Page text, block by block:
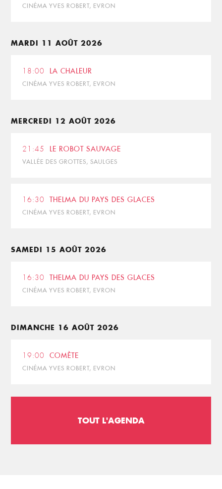
CINÉMA YVES ROBERT, EVRON
MARDI 11 AOÛT 2026
18:00 LA CHALEUR
CINÉMA YVES ROBERT, EVRON
MERCREDI 12 AOÛT 2026
21:45 LE ROBOT SAUVAGE
VALLÉE DES GROTTES, SAULGES
16:30 THELMA DU PAYS DES GLACES
CINÉMA YVES ROBERT, EVRON
SAMEDI 15 AOÛT 2026
16:30 THELMA DU PAYS DES GLACES
CINÉMA YVES ROBERT, EVRON
DIMANCHE 16 AOÛT 2026
19:00 COMÈTE
CINÉMA YVES ROBERT, EVRON
TOUT L'AGENDA